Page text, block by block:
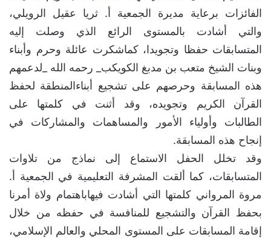
الفائزات برعاية مديرة الجمعية أ. ثريا عقيل الرويلي،
والتي أشادت بالمستوى الرائع الذي وصلت إليه
المتسابقات حفظا وتجويدا، كماشكرت عائلة وحرم وأبناء
وبنات الشيخ متعب بن مدبغ الكويكب_ رحمه الله _لدعمهم
هذه المسابقة وحرصهم على تشجيع أبناءالمنطقة لحفظ
القرآن الكريم وتجويده، وقد أثنت في كلمتها على
الطالبات وأولياء الأمور والمساهمات والمشاركات في
إنجاح هذه المسابقة.
وقد تخلل الحفل الاستماع إلى نماذج من تلاوات
المتسابقات، كما ألقت المشرفة التعليمية في الجمعية أ.
مروة المرواني كلمتها التي أشادت فيهاباهتمام ولاة أمرنا
بحفظ القرآن والتشجيع للمنافسة في حفظه من خلال
إقامة المسابقات على المستوى المحلي والعالم الإسلامي،